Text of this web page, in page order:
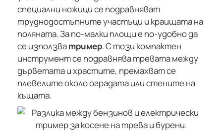
специални ножици се подравняват
труднодостъпните участъци и краищата на
поляната. За по-малки площи е по-удобно да
се използватример. С този компактен
инструмент се подравнява тревата между
дърветата и храстите, премахват се
плевелите около оградата или стените на
къщата.